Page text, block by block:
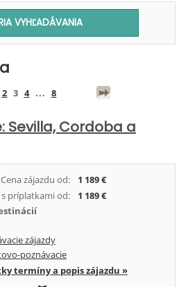
2 3 4... 8
Sevilla, Cordoba a
Cena zájazdu od:
1 189 €
s príplatkami od:
1 189 €
zájazdy
poznávacie
termíny a popis zájazdu »